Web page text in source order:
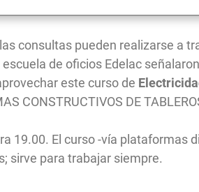
consultas pueden realizarse a
de oficios Edelac
este curso de
CONSTRUCTIVOS DE
19.00. El curso -vía plataformas
sirve para trabajar siempre.